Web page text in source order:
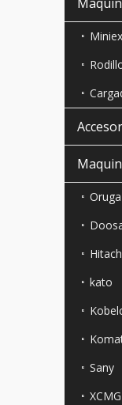
Oruga
kato
Sany
XCMG